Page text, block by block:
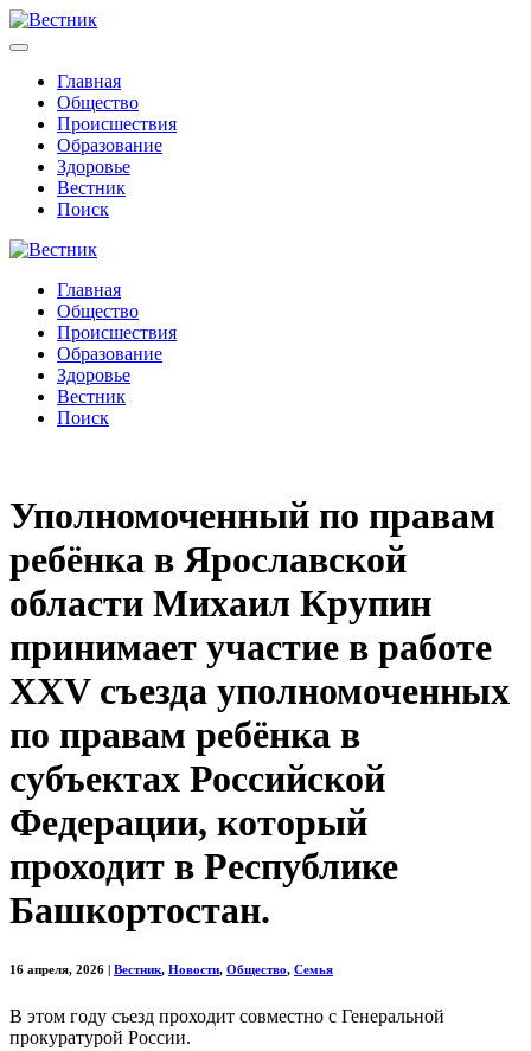
Главная
Общество
Происшествия
Образование
Здоровье
Вестник
Поиск
Главная
Общество
Происшествия
Образование
Здоровье
Вестник
Поиск
Уполномоченный по правам
ребёнка в Ярославской
области Михаил Крупин
принимает участие в работе
XXV съезда уполномоченных
по правам ребёнка в
субъектах Российской
Федерации, который
проходит в Республике
Башкортостан.
16 апреля, 2026 Вестник, Новости, Общество, Семья
В этом году съезд проходит совместно с Генеральной
прокуратурой России.